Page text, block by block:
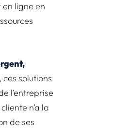
ligne en
ces solutions
l’entreprise
n’a la
de ses